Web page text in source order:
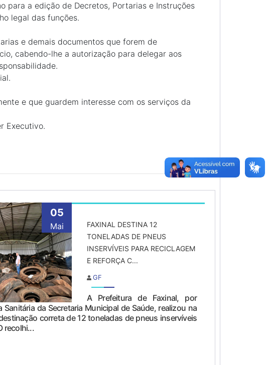
para a edição de Decretos, Portarias e Instruções
legal das funções.
e demais documentos que forem de
cabendo-lhe a autorização para delegar aos
e que guardem interesse com os serviços da
Executivo.
05
Mai
FAXINAL DESTINA 12
TONELADAS DE PNEUS
INSERVÍVEIS PARA RECICLAGEM
E REFORÇA C...
GF
A Prefeitura de Faxinal, por
Sanitária da Secretaria Municipal de Saúde, realizou na
correta de 12 toneladas de pneus inservíveis
recolhi...